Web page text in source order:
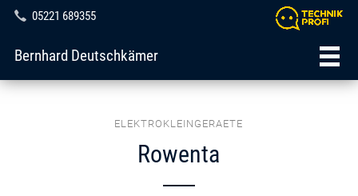
05221 689355
Bernhard Deutschkämer
ELEKTROKLEINGERAETE
Rowenta